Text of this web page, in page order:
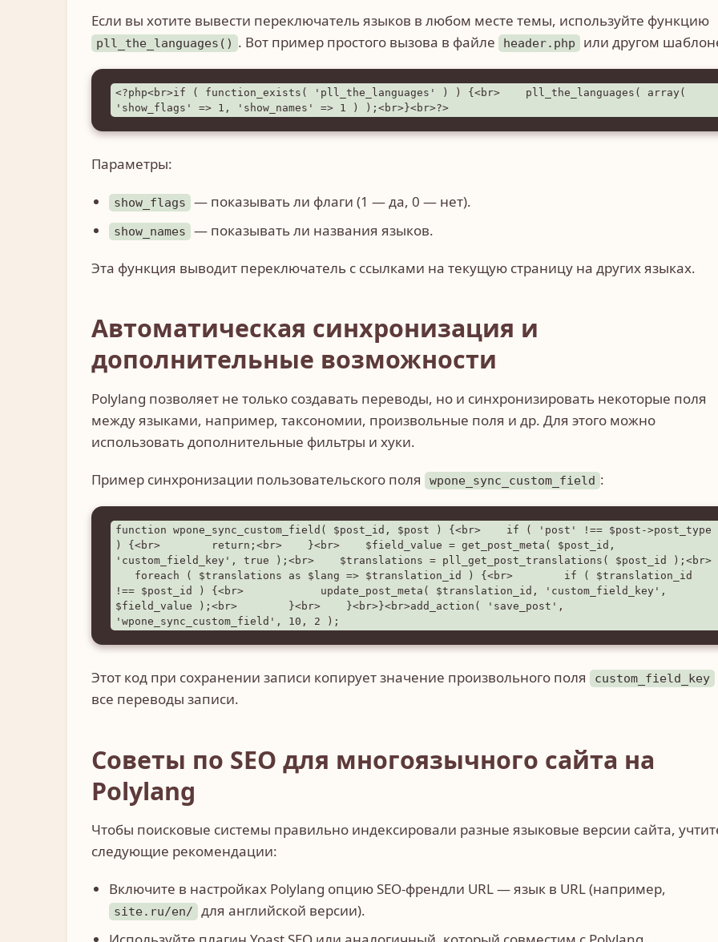
Если вы хотите вывести переключатель языков в любом месте темы, используйте функцию
pll_the_languages() . Вот пример простого вызова в файле header.php или другом
<?php<br>if ( function_exists( 'pll_the_languages' ) ) {<br>    pll_the_languages( array(
'show_flags' => 1, 'show_names' => 1 ) );<br>}<br>?>
Параметры:
show_flags — показывать ли флаги (1 — да, 0 — нет).
show_names — показывать ли названия языков.
Эта функция выводит переключатель с ссылками на текущую страницу на других языках.
Автоматическая синхронизация и
дополнительные возможности
Polylang позволяет не только создавать переводы, но и синхронизировать некоторые поля
между языками, например, таксономии, произвольные поля и др. Для этого можно
использовать дополнительные фильтры и хуки.
Пример синхронизации пользовательского поля wpone_sync_custom_field :
function wpone_sync_custom_field( $post_id, $post ) {<br>    if ( 'post' !== $post->post_type
) {<br>        return;<br>    }<br>    $field_value = get_post_meta( $post_id,
'custom_field_key', true );<br>    $translations = pll_get_post_translations( $post_id );<br>
   foreach ( $translations as $lang => $translation_id ) {<br>        if ( $translation_id
!== $post_id ) {<br>            update_post_meta( $translation_id, 'custom_field_key',
$field_value );<br>        }<br>    }<br>}<br>add_action( 'save_post',
'wpone_sync_custom_field', 10, 2 );
Этот код при сохранении записи копирует значение произвольного поля custom_field_key
все переводы записи.
Советы по SEO для многоязычного сайта на
Polylang
Чтобы поисковые системы правильно индексировали разные языковые версии сайта,
следующие рекомендации:
Включите в настройках Polylang опцию SEO-френдли URL — язык в URL (например,
site.ru/en/
для английской версии).